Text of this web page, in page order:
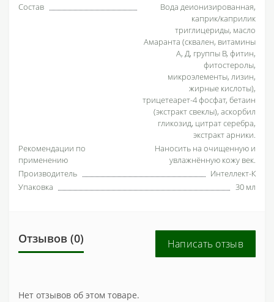
Состав
Вода деионизированная,
каприк/каприлик
триглицериды, масло
Амаранта (сквален, витамины
А, Д, группы В, фитин,
фитостеролы,
микроэлементы, лизин,
жирные кислоты),
трицетеарет-4 фосфат, бетаин
(экстракт свеклы), аскорбил
гликозид, цитрат серебра,
экстракт арники.
Рекомендации по
применению
Наносить на очищенную и
увлажнённую кожу век.
Производитель
Интеллект-К
Упаковка
30 мл
Отзывов (0) Написать отзыв
Нет отзывов об этом товаре.